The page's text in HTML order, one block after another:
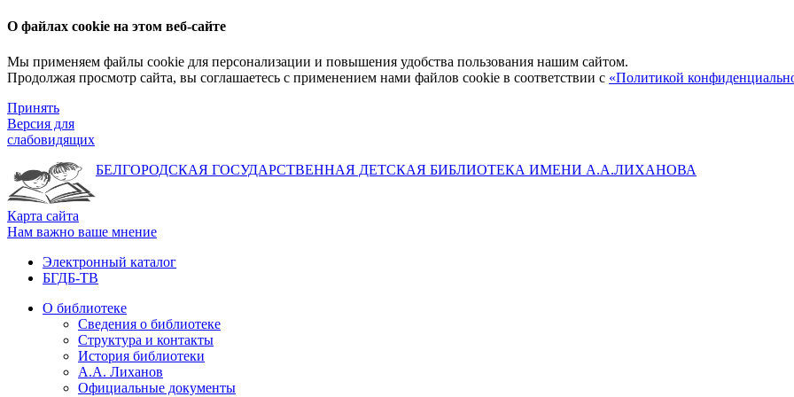
О файлах cookie на этом веб-сайте
Мы применяем файлы cookie для персонализации и повышения удобства пользования нашим сайтом.
Продолжая просмотр сайта, вы соглашаетесь с применением нами файлов cookie в соответствии с «Политикой
Принять
Версия для
слабовидящих
БЕЛГОРОДСКАЯ ГОСУДАРСТВЕННАЯ ДЕТСКАЯ БИБЛИОТЕКА ИМЕНИ А.А.ЛИХАНОВА
Карта сайта
Нам важно ваше мнение
Электронный каталог
БГДБ-ТВ
О библиотеке
Сведения о библиотеке
Структура и контакты
История библиотеки
А.А. Лиханов
Официальные документы